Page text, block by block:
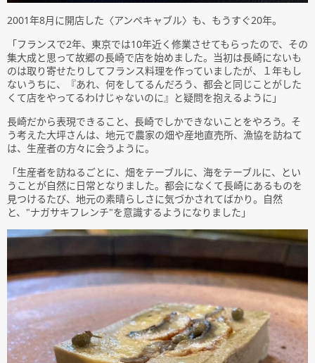
2001年8月に開店した〈アンペキャブル〉も、もうすぐ20年。
「フランスで2年、東京では10年近く修業させてもらったので、その
集大成と思って故郷の長崎で店を始めました。当初は長崎にないも
のは取り寄せたりしてフランス料理を作っていましたが、１年もし
ないうちに、『あれ、何をしてるんだろう、都会と同じことがした
くて店をやってるわけじゃないのに』と疑問を抱えるように」
長崎だから表現できること、長崎でしかできないことをやろう。そ
う考えた大坪さんは、地元で農家の畑や産地直売所、漁協を訪ねて
は、生産者の方々に会うように。
「生産者を訪ねるごとに、畑をテーブルに、海をテーブルに、とい
うことが自然に日常となりました。都会になくて長崎にあるものを
見つけるたび、地元の素晴らしさに気づかされてばかり。自然
と、"ナガサキフレンチ"を意識するようになりました」